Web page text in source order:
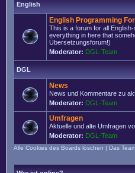
English
English Programming
This is a forum for all
everything in here that
Übersetzungsforum!)
Moderator: DGL-Team
DGL
News
News und Kommentare zu
Moderator: DGL-Team
Umfragen
Aktuelle und alte Umfragen
Moderator: DGL-Team
Alle Cookies des Boards löschen | Das